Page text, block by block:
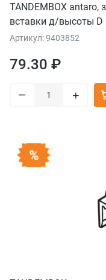
TANDEMBOX antaro,
вставки д/высоты D
Артикул: 9403852
79.30 ₽
– +